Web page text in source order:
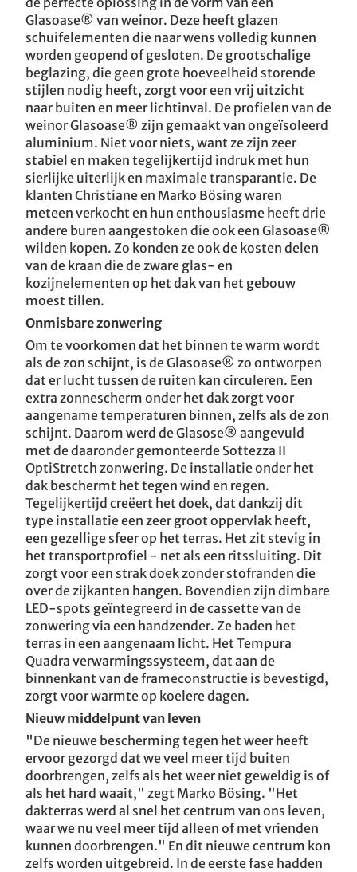
Glasoase® van weinor. Deze heeft glazen
schuifelementen die naar wens volledig kunnen
worden geopend of gesloten. De grootschalige
beglazing, die geen grote hoeveelheid storende
stijlen nodig heeft, zorgt voor een vrij uitzicht
naar buiten en meer lichtinval. De profielen van de
weinor Glasoase® zijn gemaakt van ongeïsoleerd
aluminium. Niet voor niets, want ze zijn zeer
stabiel en maken tegelijkertijd indruk met hun
sierlijke uiterlijk en maximale transparantie. De
klanten Christiane en Marko Bösing waren
meteen verkocht en hun enthousiasme heeft drie
andere buren aangestoken die ook een Glasoase®
wilden kopen. Zo konden ze ook de kosten delen
van de kraan die de zware glas- en
kozijnelementen op het dak van het gebouw
moest tillen.
Onmisbare zonwering
Om te voorkomen dat het binnen te warm wordt
als de zon schijnt, is de Glasoase® zo ontworpen
dat er lucht tussen de ruiten kan circuleren. Een
extra zonnescherm onder het dak zorgt voor
aangename temperaturen binnen, zelfs als de zon
schijnt. Daarom werd de Glasose® aangevuld
met de daaronder gemonteerde Sottezza II
OptiStretch zonwering. De installatie onder het
dak beschermt het tegen wind en regen.
Tegelijkertijd creëert het doek, dat dankzij dit
type installatie een zeer groot oppervlak heeft,
een gezellige sfeer op het terras. Het zit stevig in
het transportprofiel - net als een ritssluiting. Dit
zorgt voor een strak doek zonder stofranden die
over de zijkanten hangen. Bovendien zijn dimbare
LED-spots geïntegreerd in de cassette van de
zonwering via een handzender. Ze baden het
terras in een aangenaam licht. Het Tempura
Quadra verwarmingssysteem, dat aan de
binnenkant van de frameconstructie is bevestigd,
zorgt voor warmte op koelere dagen.
Nieuw middelpunt van leven
"De nieuwe bescherming tegen het weer heeft
ervoor gezorgd dat we veel meer tijd buiten
doorbrengen, zelfs als het weer niet geweldig is of
als het hard waait," zegt Marko Bösing. "Het
dakterras werd al snel het centrum van ons leven,
waar we nu veel meer tijd alleen of met vrienden
kunnen doorbrengen." En dit nieuwe centrum kon
zelfs worden uitgebreid. In de eerste fase hadden